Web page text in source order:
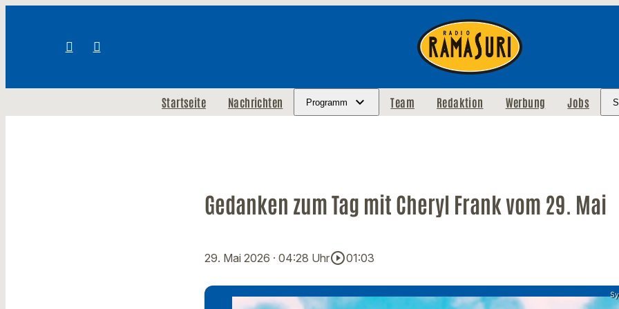
Startseite Nachrichten Programm Team Redaktion Werbung Jobs
Gedanken zum Tag mit Cheryl Frank vom 29. Mai
29. Mai 2026 · 04:28 Uhrplay_circle_outline01:03